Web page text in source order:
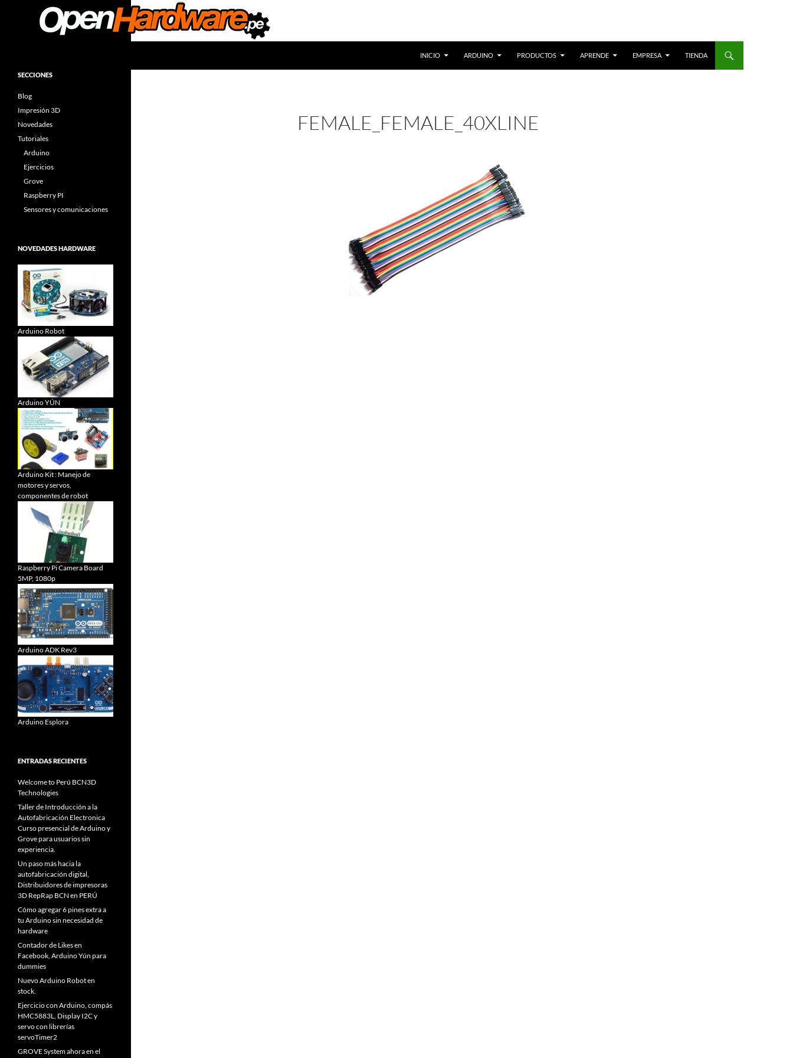
INICIO ARDUINO PRODUCTOS APRENDE EMPRESA TIENDA
FEMALE_FEMALE_40XLINE
Arduino & Open Hardware
SECCIONES
Blog
Impresión 3D
Novedades
Tutoriales
Arduino
Ejercicios
Grove
Raspberry PI
Sensores y comunicaciones
NOVEDADES HARDWARE
Arduino Robot
Arduino YÚN
Arduino Kit : Manejo de
motores y servos,
componentes de robot
Raspberry Pi Camera Board
5MP, 1080p
Arduino ADK Rev3
Arduino Esplora
ENTRADAS RECIENTES
Welcome to Perú BCN3D
Technologies
Taller de Introducción a la
Autofabricación Electronica
Curso presencial de Arduino y
Grove para usuarios sin
experiencia.
Un paso más hacia la
autofabricación digital,
Distribuidores de impresoras
3D RepRap BCN en PERÚ
Cómo agregar 6 pines extra a
tu Arduino sin necesidad de
hardware
Contador de Likes en
Facebook, Arduino Yún para
dummies
Nuevo Arduino Robot en
stock.
Ejercicio con Arduino, compás
HMC5883L, Display I2C y
servo con librerías
servoTimer2
GROVE System ahora en el